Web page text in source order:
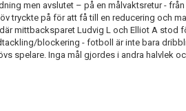
men avslutet – på en målvaktsretur -
tryckte på för att få till en reducering och
mittbacksparet Ludvig L och Elliot A stod
blockering - fotboll är inte bara
spelare. Inga mål gjordes i andra halvlek